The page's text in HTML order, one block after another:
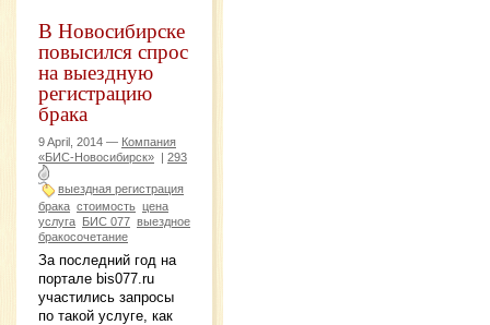
В Новосибирске
повысился спрос
на выездную
регистрацию
брака
9 April, 2014 — Компания
«БИС-Новосибирск» | 293
выездная регистрация
брака стоимость цена
услуга БИС 077 выездное
бракосочетание
За последний год на
портале bis077.ru
участились запросы
по такой услуге, как